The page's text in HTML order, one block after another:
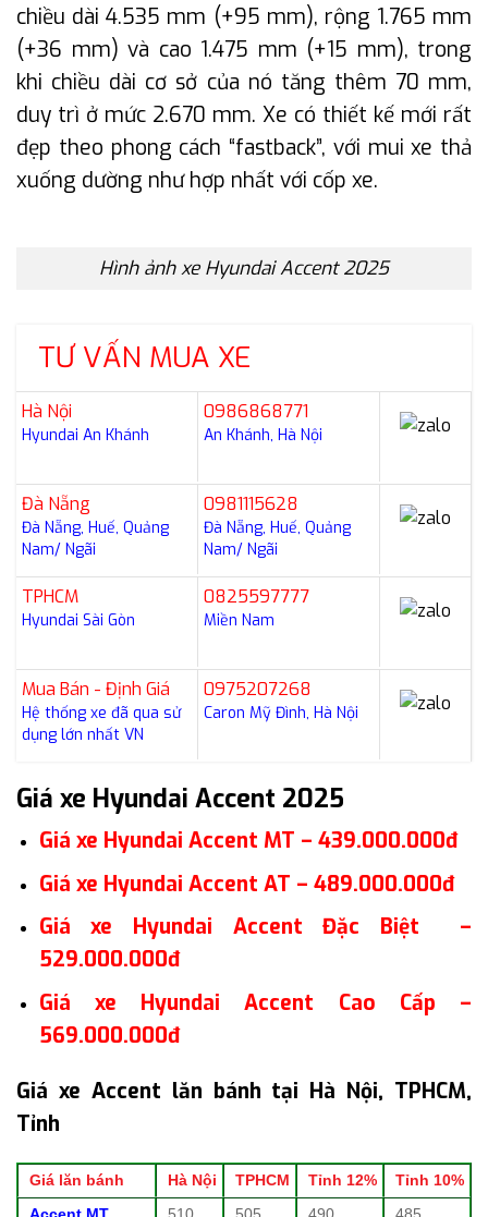
chiều dài 4.535 mm (+95 mm), rộng 1.765 mm
(+36 mm) và cao 1.475 mm (+15 mm), trong
khi chiều dài cơ sở của nó tăng thêm 70 mm,
duy trì ở mức 2.670 mm. Xe có thiết kế mới rất
đẹp theo phong cách “fastback”, với mui xe thả
xuống dường như hợp nhất với cốp xe.
Hình ảnh xe Hyundai Accent 2025
TƯ VẤN MUA XE
Hà Nội
Hyundai An Khánh
0986868771
An Khánh, Hà Nội
Đà Nẵng
Đà Nẵng, Huế, Quảng
Nam/ Ngãi
0981115628
Đà Nẵng, Huế, Quảng
Nam/ Ngãi
TPHCM
Hyundai Sài Gòn
0825597777
Miền Nam
Mua Bán - Định Giá
Hệ thống xe đã qua sử
dụng lớn nhất VN
0975207268
Caron Mỹ Đình, Hà Nội
Giá xe Hyundai Accent 2025
Giá xe Hyundai Accent MT – 439.000.000đ
Giá xe Hyundai Accent AT – 489.000.000đ
Giá xe Hyundai Accent Đặc Biệt –
529.000.000đ
Giá xe Hyundai Accent Cao Cấp –
569.000.000đ
Giá xe Accent lăn bánh tại Hà Nội, TPHCM,
Tỉnh
Giá lăn bánh Hà Nội TPHCM Tỉnh 12%
Tỉnh 10%